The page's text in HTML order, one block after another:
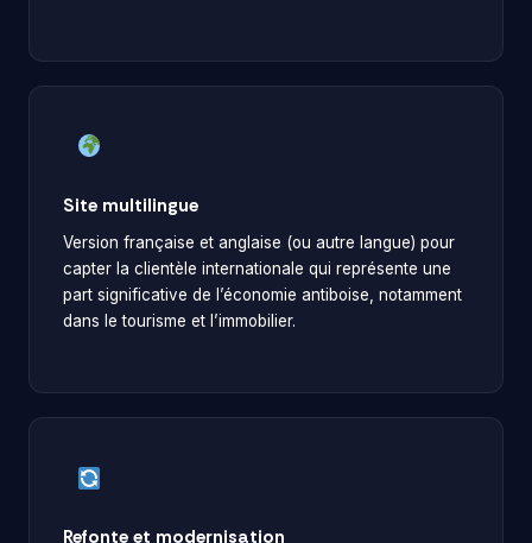
Site multilingue
Version française et anglaise (ou autre langue) pour
capter la clientèle internationale qui représente une
part significative de l’économie antiboise, notamment
dans le tourisme et l’immobilier.
Refonte et modernisation